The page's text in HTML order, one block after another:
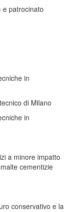
e patrocinato
in
di Milano
in
a minore impatto
cementizie
conservativo e la